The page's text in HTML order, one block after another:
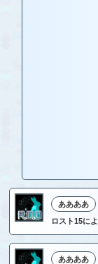
ああああ
ロスト15に
ああああ